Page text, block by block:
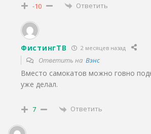
-10 Ответить
ФистингТВ 2 месяцев назад
Ответить на Вэнс
Вместо самокатов можно говно
уже делал.
7 Ответить